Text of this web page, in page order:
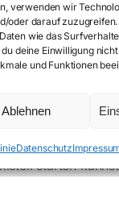
verwenden wir
oder darauf zuzugreifen.
wie das
deine Einwilligung
und Funktionen
Ablehnen
Datenschutz
Trainer und
starten